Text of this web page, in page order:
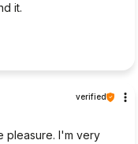
it.
verified
pleasure. I'm very